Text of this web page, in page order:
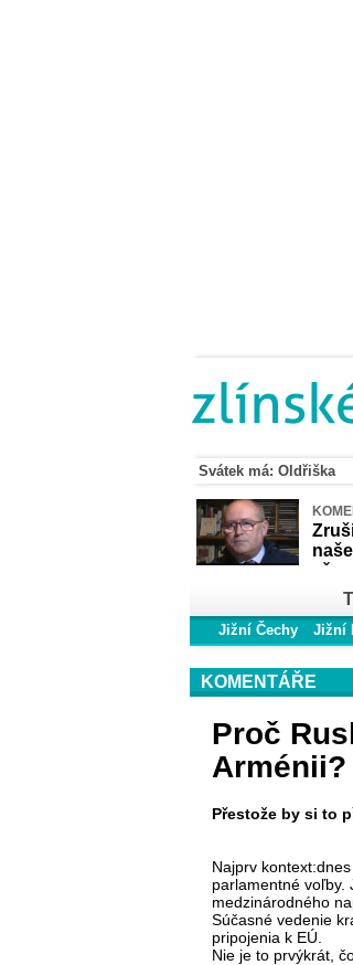
Svátek má: Oldřiška
až
Jižní Čechy Jižní
KOMENTÁŘE
Proč
Arménii?
Přestože by si to
Najprv
parlamentné voľby.
medzinárodného
Súčasné vedenie
pripojenia k EÚ.
Nie je to prvýkrát,